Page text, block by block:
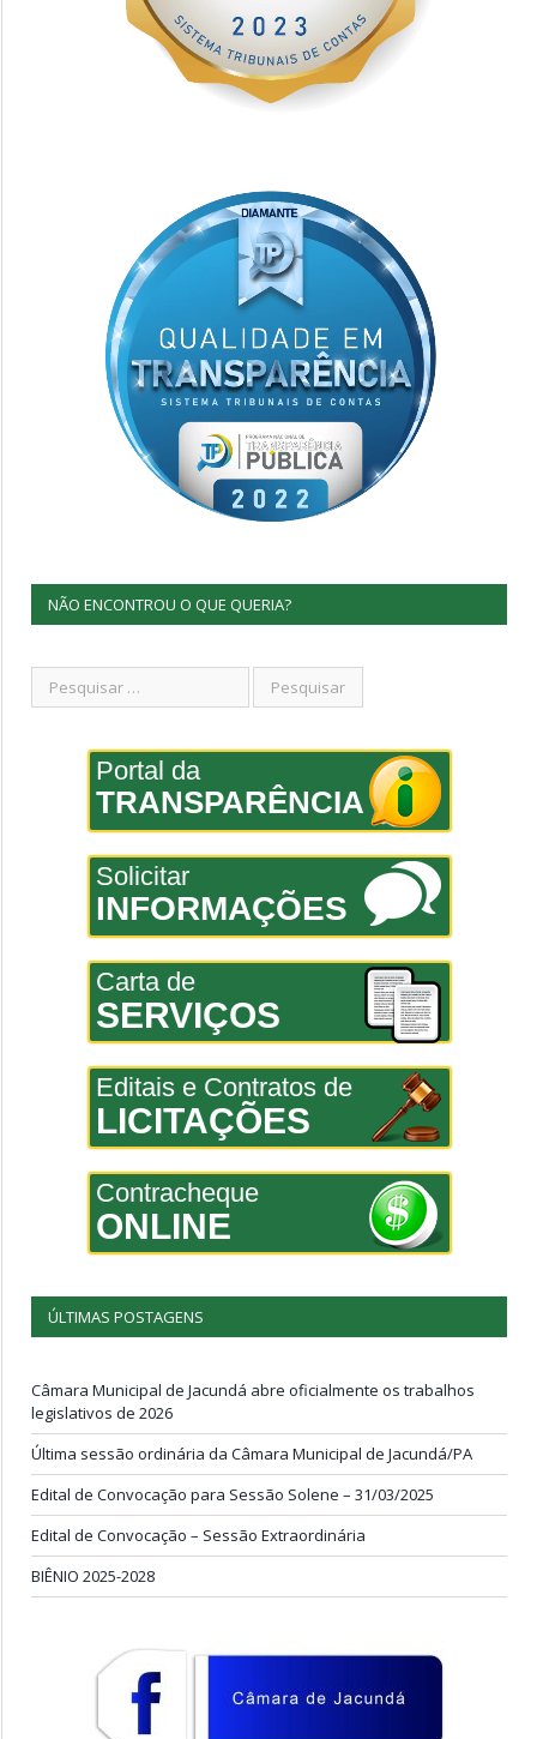
NÃO ENCONTROU O QUE QUERIA?
Portal da
TRANSPARÊNCIA
Solicitar
INFORMAÇÕES
Carta de
SERVIÇOS
Editais e Contratos de
LICITAÇÕES
Contracheque
ONLINE
ÚLTIMAS POSTAGENS
Câmara Municipal de Jacundá abre oficialmente os trabalhos
legislativos de 2026
Última sessão ordinária da Câmara Municipal de Jacundá/PA
Edital de Convocação para Sessão Solene – 31/03/2025
Edital de Convocação – Sessão Extraordinária
BIÊNIO 2025-2028